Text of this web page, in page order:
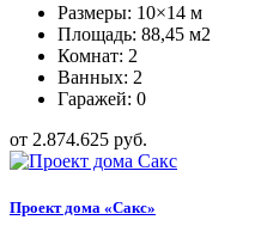
Размеры: 10×14 м
Площадь: 88,45 м2
Комнат: 2
Ванных: 2
Гаражей: 0
от 2.874.625 руб.
Проект дома «Сакс»